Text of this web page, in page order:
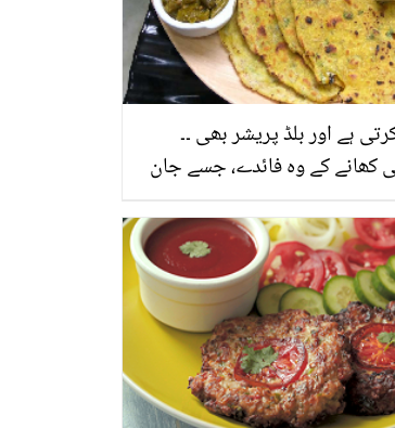
ہے اور بلڈ پریشر بھی ۔۔
کھانے کے وہ فائدے، جسے جان